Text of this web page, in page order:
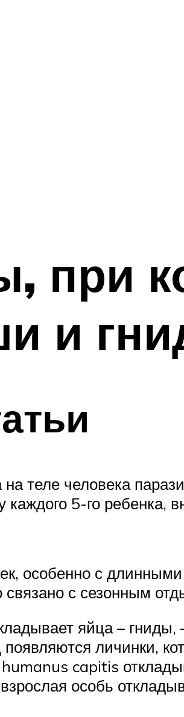
при
и
на теле человека
5-го ребенка,
особенно с
с сезонным
яйца –
личинки,
capitis
особь